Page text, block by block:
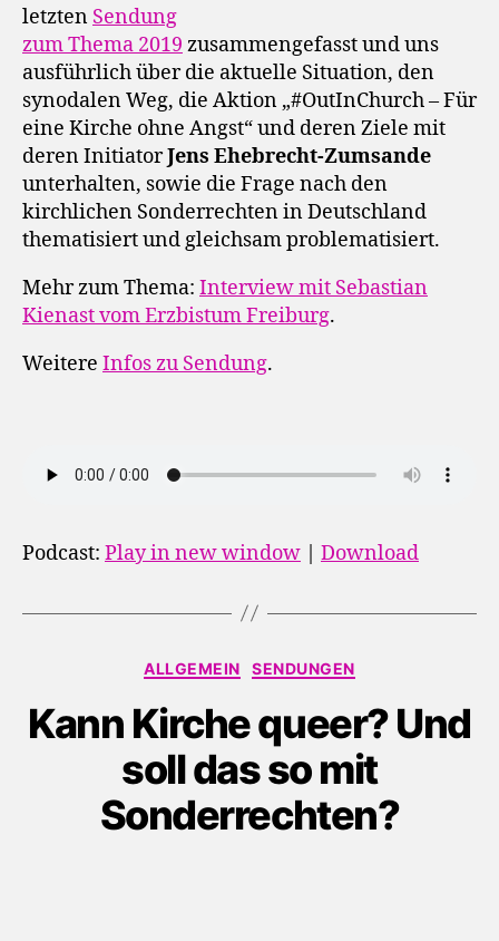
letzten Sendung
zum Thema 2019 zusammengefasst und uns
ausführlich über die aktuelle Situation, den
synodalen Weg, die Aktion „#OutInChurch – Für
eine Kirche ohne Angst“ und deren Ziele mit
deren InitiatorJens Ehebrecht-Zumsande
unterhalten, sowie die Frage nach den
kirchlichen Sonderrechten in Deutschland
thematisiert und gleichsam problematisiert.
Mehr zum Thema: Interview mit Sebastian
Kienast vom Erzbistum Freiburg.
Weitere Infos zu Sendung.
Podcast: Play in new window | Download
Kategorien
ALLGEMEIN SENDUNGEN
Kann Kirche queer? Und
soll das so mit
Sonderrechten?